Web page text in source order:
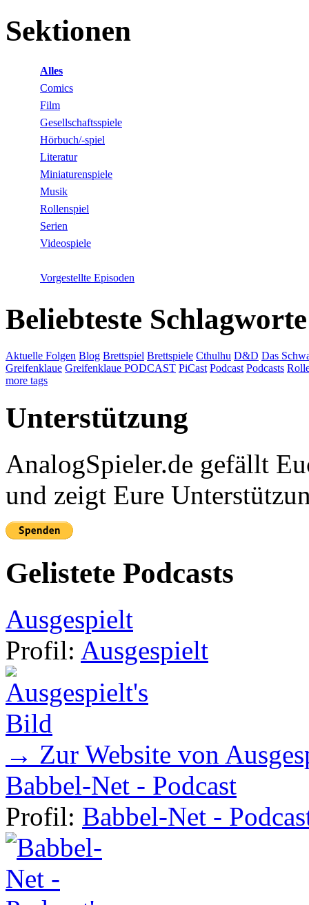
Sektionen
Alles
Comics
Film
Gesellschaftsspiele
Hörbuch/-spiel
Literatur
Miniaturenspiele
Musik
Rollenspiel
Serien
Videospiele
Vorgestellte Episoden
Beliebteste Schlagworte
Aktuelle Folgen Blog Brettspiel Brettspiele Cthulhu D&D Das
Greifenklaue Greifenklaue PODCAST PiCast Podcast Podcasts
more tags
Unterstützung
AnalogSpieler.de gefällt
und zeigt Eure
Gelistete Podcasts
Ausgespielt
Profil: Ausgespielt
→ Zur Website von
Babbel-Net - Podcast
Profil: Babbel-Net -